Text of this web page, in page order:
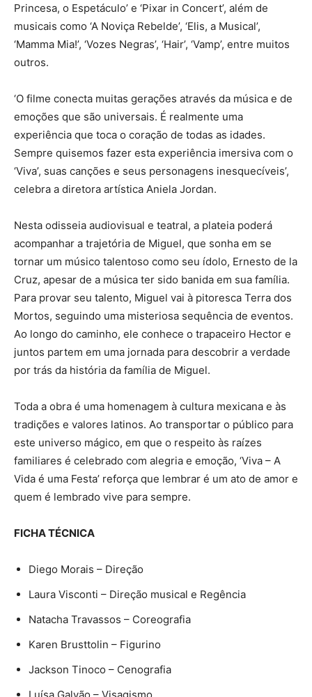
Princesa, o Espetáculo’ e ‘Pixar in Concert’, além de
musicais como ‘A Noviça Rebelde’, ‘Elis, a Musical’,
‘Mamma Mia!’, ‘Vozes Negras’, ‘Hair’, ‘Vamp’, entre muitos
outros.
‘O filme conecta muitas gerações através da música e de
emoções que são universais. É realmente uma
experiência que toca o coração de todas as idades.
Sempre quisemos fazer esta experiência imersiva com o
‘Viva’, suas canções e seus personagens inesquecíveis’,
celebra a diretora artística Aniela Jordan.
Nesta odisseia audiovisual e teatral, a plateia poderá
acompanhar a trajetória de Miguel, que sonha em se
tornar um músico talentoso como seu ídolo, Ernesto de la
Cruz, apesar de a música ter sido banida em sua família.
Para provar seu talento, Miguel vai à pitoresca Terra dos
Mortos, seguindo uma misteriosa sequência de eventos.
Ao longo do caminho, ele conhece o trapaceiro Hector e
juntos partem em uma jornada para descobrir a verdade
por trás da história da família de Miguel.
Toda a obra é uma homenagem à cultura mexicana e às
tradições e valores latinos. Ao transportar o público para
este universo mágico, em que o respeito às raízes
familiares é celebrado com alegria e emoção, ‘Viva – A
Vida é uma Festa’ reforça que lembrar é um ato de amor e
quem é lembrado vive para sempre.
FICHA TÉCNICA
Diego Morais – Direção
Laura Visconti – Direção musical e Regência
Natacha Travassos – Coreografia
Karen Brusttolin – Figurino
Jackson Tinoco – Cenografia